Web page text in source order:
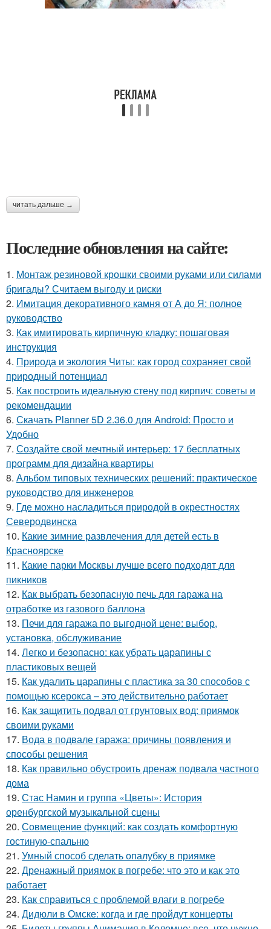
читать дальше →
Последние обновления на сайте:
1. Монтаж резиновой крошки своими руками или силами
бригады? Считаем выгоду и риски
2. Имитация декоративного камня от А до Я: полное
руководство
3. Как имитировать кирпичную кладку: пошаговая
инструкция
4. Природа и экология Читы: как город сохраняет свой
природный потенциал
5. Как построить идеальную стену под кирпич: советы и
рекомендации
6. Скачать Planner 5D 2.36.0 для Android: Просто и
Удобно
7. Создайте свой мечтный интерьер: 17 бесплатных
программ для дизайна квартиры
8. Альбом типовых технических решений: практическое
руководство для инженеров
9. Где можно насладиться природой в окрестностях
Северодвинска
10. Какие зимние развлечения для детей есть в
Красноярске
11. Какие парки Москвы лучше всего подходят для
пикников
12. Как выбрать безопасную печь для гаража на
отработке из газового баллона
13. Печи для гаража по выгодной цене: выбор,
установка, обслуживание
14. Легко и безопасно: как убрать царапины с
пластиковых вещей
15. Как удалить царапины с пластика за 30 способов с
помощью ксерокса – это действительно работает
16. Как защитить подвал от грунтовых вод: приямок
своими руками
17. Вода в подвале гаража: причины появления и
способы решения
18. Как правильно обустроить дренаж подвала частного
дома
19. Стас Намин и группа «Цветы»: История
оренбургской музыкальной сцены
20. Совмещение функций: как создать комфортную
гостиную-спальню
21. Умный способ сделать опалубку в приямке
22. Дренажный приямок в погребе: что это и как это
работает
23. Как справиться с проблемой влаги в погребе
24. Дидюли в Омске: когда и где пройдут концерты